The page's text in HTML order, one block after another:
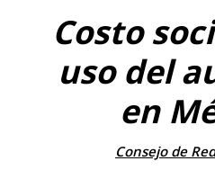
Costo
uso del
en
Consejo de